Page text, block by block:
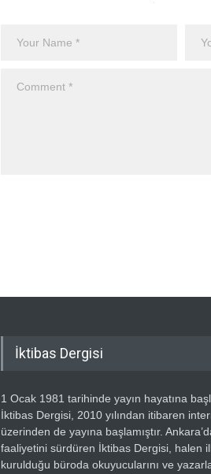
İktibas Dergisi
1 Ocak 1981 tarihinde yayın hayatına
İktibas Dergisi, 2010 yılından itibaren
üzerinden de yayına başlamıştır.
faaliyetini sürdüren İktibas Dergisi, halen
kurulduğu büroda okuyucularını ve